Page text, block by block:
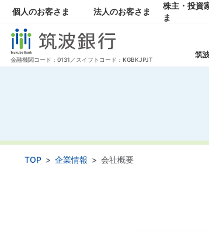
個人のお客さま 法人のお客さま
株主・投資
ま
金融機関コード：0131／スイフトコード：KGBKJPJT
筑
トップメッセージ
トップメッセージ
ニュースリリース
新卒採用
手数料一覧
TOP 企業情報 会社概要